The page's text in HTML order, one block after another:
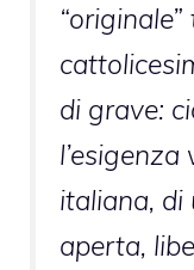
di grave:
italiana, di
aperta,